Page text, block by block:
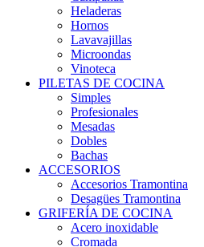
Heladeras
Hornos
Lavavajillas
Microondas
Vinoteca
PILETAS DE COCINA
Simples
Profesionales
Mesadas
Dobles
Bachas
ACCESORIOS
Accesorios Tramontina
Desagües Tramontina
GRIFERÍA DE COCINA
Acero inoxidable
Cromada